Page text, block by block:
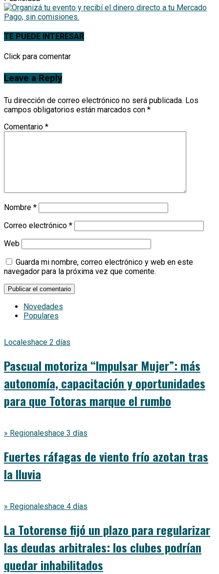
TE PUEDE INTERESAR
Click para comentar
Leave a Reply
Tu dirección de correo electrónico no será publicada. Los
campos obligatorios están marcados con *
Comentario *
Nombre *
Correo electrónico *
Web
Guarda mi nombre, correo electrónico y web en este
navegador para la próxima vez que comente.
Novedades
Populares
Localeshace 2 días
Pascual motoriza “Impulsar Mujer”: más
autonomía, capacitación y oportunidades
para que Totoras marque el rumbo
» Regionaleshace 3 días
Fuertes ráfagas de viento frío azotan tras
la lluvia
» Regionaleshace 4 días
La Totorense fijó un plazo para regularizar
las deudas arbitrales: los clubes podrían
quedar inhabilitados